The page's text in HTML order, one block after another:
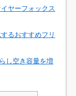
ヤーフォックス
るおすすめフリ
し空き容量を増